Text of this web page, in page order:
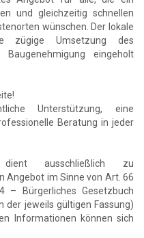
und gleichzeitig schnellen
wünschen. Der lokale
zügige Umsetzung des
eingeholt
Unterstützung, eine
Beratung in jeder
ausschließlich zu
Angebot im Sinne von Art. 66
– Bürgerliches Gesetzbuch
der jeweils gültigen Fassung)
Informationen können sich